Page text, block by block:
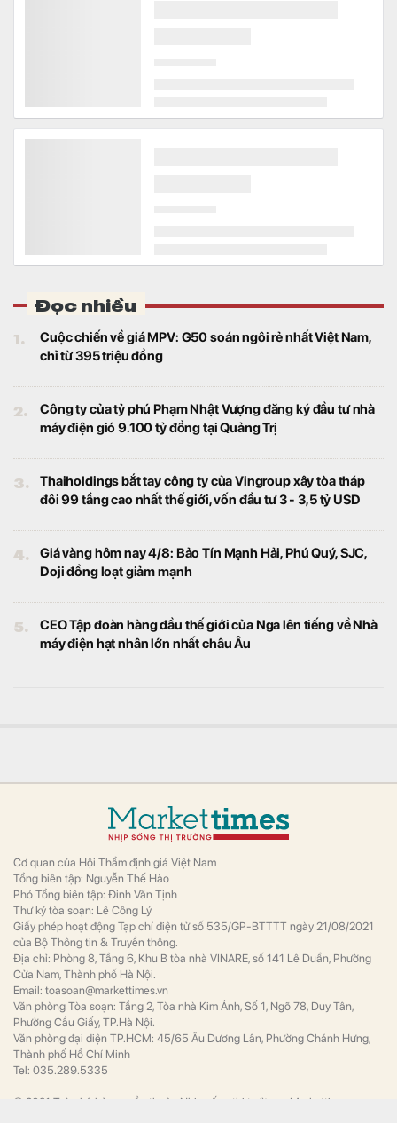
Đọc nhiều
1.
Cuộc chiến về giá MPV: G50 soán ngôi rẻ nhất Việt Nam,
chỉ từ 395 triệu đồng
2.
Công ty của tỷ phú Phạm Nhật Vượng đăng ký đầu tư nhà
máy điện gió 9.100 tỷ đồng tại Quảng Trị
3.
Thaiholdings bắt tay công ty của Vingroup xây tòa tháp
đôi 99 tầng cao nhất thế giới, vốn đầu tư 3 - 3,5 tỷ USD
4.
Giá vàng hôm nay 4/8: Bảo Tín Mạnh Hải, Phú Quý, SJC,
Doji đồng loạt giảm mạnh
5.
CEO Tập đoàn hàng đầu thế giới của Nga lên tiếng về Nhà
máy điện hạt nhân lớn nhất châu Âu
Cơ quan của Hội Thẩm định giá Việt Nam
Tổng biên tập: Nguyễn Thế Hào
Phó Tổng biên tập: Đinh Văn Tịnh
Thư ký tòa soạn: Lê Công Lý
Giấy phép hoạt động Tạp chí điện tử số 535/GP-BTTTT ngày 21/08/2021
của Bộ Thông tin & Truyền thông.
Địa chỉ: Phòng 8, Tầng 6, Khu B tòa nhà VINARE, số 141 Lê Duẩn, Phường
Cửa Nam, Thành phố Hà Nội.
Email: toasoan@markettimes.vn
Văn phòng Tòa soạn: Tầng 2, Tòa nhà Kim Ánh, Số 1, Ngõ 78, Duy Tân,
Phường Cầu Giấy, TP.Hà Nội.
Văn phòng đại diện TP.HCM: 45/65 Âu Dương Lân, Phường Chánh Hưng,
Thành phố Hồ Chí Minh
Tel: 035.289.5335
© 2021 Toàn bộ bản quyền thuộc Nhịp sống thị trường - Markettimes